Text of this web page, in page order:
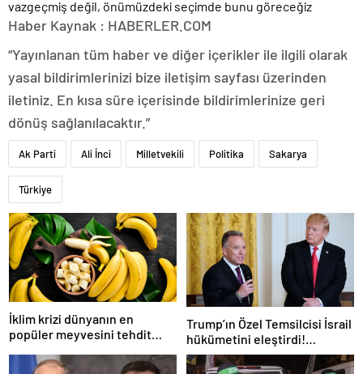
Haber Kaynak : HABERLER.COM
“Yayınlanan tüm haber ve diğer içerikler ile ilgili olarak
yasal bildirimlerinizi bize iletişim sayfası üzerinden
iletiniz. En kısa süre içerisinde bildirimlerinize geri
dönüş sağlanılacaktır.”
Ak Parti Ali İnci Milletvekili Politika Sakarya
Türkiye
İklim krizi dünyanın en
popüler meyvesini tehdit
karşı karşıya
Trump’ın Özel Temsilcisi İsrail
hükümetini eleştirdi!
‘Gazze’deki savaşı uzatıyorlar’